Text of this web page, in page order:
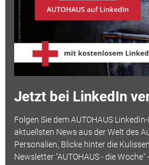
Jetzt bei LinkedIn
Folgen Sie dem AUTOHAUS
aktuellsten News aus der Welt des
Personalien, Blicke hinter die
Newsletter "AUTOHAUS - die